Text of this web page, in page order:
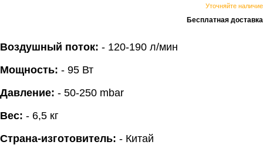
Уточняйте наличие
Бесплатная доставка
Воздушный поток: - 120-190 л/мин
Мощность: - 95 Вт
Давление: - 50-250 mbar
Вес: - 6,5 кг
Страна-изготовитель: - Китай